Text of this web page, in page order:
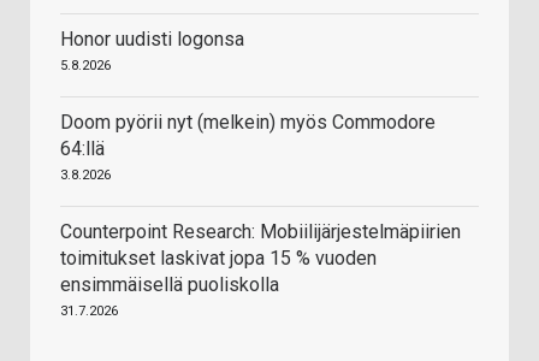
Honor uudisti logonsa
5.8.2026
Doom pyörii nyt (melkein) myös Commodore
64:llä
3.8.2026
Counterpoint Research: Mobiilijärjestelmäpiirien
toimitukset laskivat jopa 15 % vuoden
ensimmäisellä puoliskolla
31.7.2026